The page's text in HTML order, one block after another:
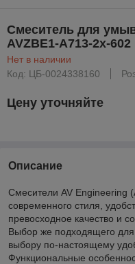
Смеситель для
AVZBE1-A713-2x-602
Нет в наличии
Код: ЦБ-0024338160
Цену уточняйте
Описание
Смесители AV Engineering
современного стиля,
превосходное качество и
Выбор же подходящего для
выбору по-настоящему
Функциональные